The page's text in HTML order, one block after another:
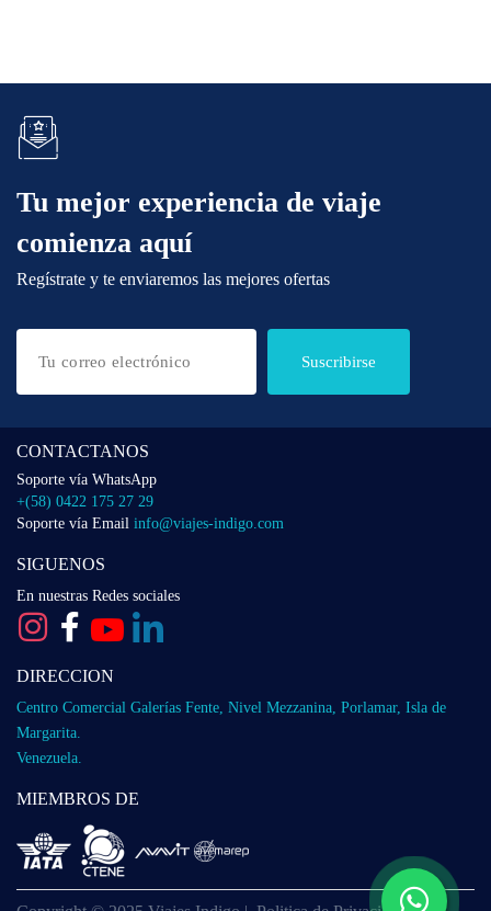
Tu mejor experiencia de viaje
comienza aquí
Regístrate y te enviaremos las mejores ofertas
Suscribirse
CONTACTANOS
Soporte vía WhatsApp
+(58) 0422 175 27 29
Soporte vía Email info@viajes-indigo.com
SIGUENOS
En nuestras Redes sociales
DIRECCION
Centro Comercial Galerías Fente, Nivel Mezzanina, Porlamar, Isla de
Margarita.
Venezuela.
MIEMBROS DE